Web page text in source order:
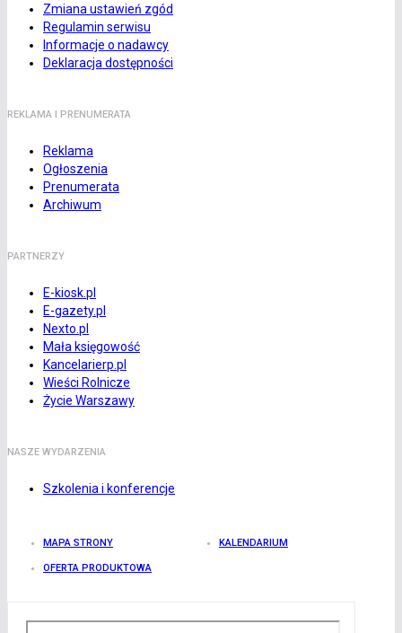
Zmiana ustawień zgód
Regulamin serwisu
Informacje o nadawcy
Deklaracja dostępności
REKLAMA I PRENUMERATA
Reklama
Ogłoszenia
Prenumerata
Archiwum
PARTNERZY
E-kiosk.pl
E-gazety.pl
Nexto.pl
Mała księgowość
Kancelarierp.pl
Wieści Rolnicze
Życie Warszawy
NASZE WYDARZENIA
Szkolenia i konferencje
MAPA STRONY KALENDARIUM
OFERTA PRODUKTOWA